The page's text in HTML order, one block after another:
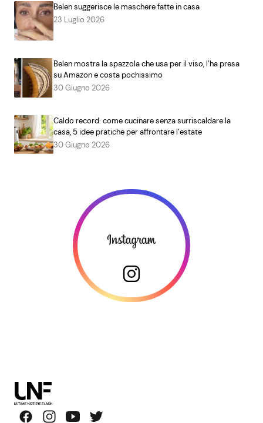
Belen suggerisce le maschere fatte in casa
23 Luglio 2026
Belen mostra la spazzola che usa per il viso, l’ha presa
su Amazon e costa pochissimo
30 Giugno 2026
Caldo record: come cucinare senza surriscaldare la
casa, 5 idee pratiche per affrontare l’estate
30 Giugno 2026